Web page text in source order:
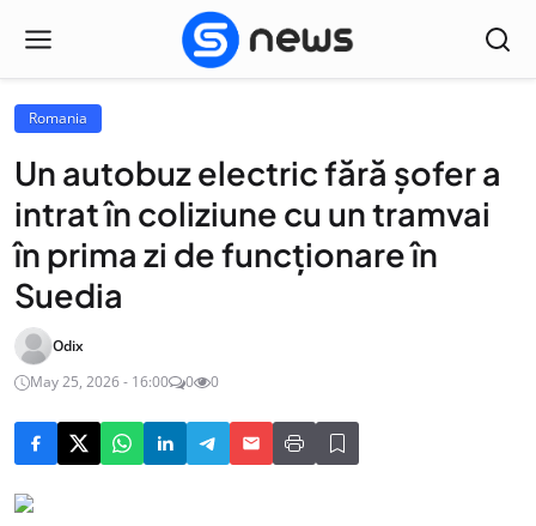
Romania
Un autobuz electric fără șofer a
intrat în coliziune cu un tramvai
în prima zi de funcţionare în
Suedia
Odix
May 25, 2026 - 16:00
0 0